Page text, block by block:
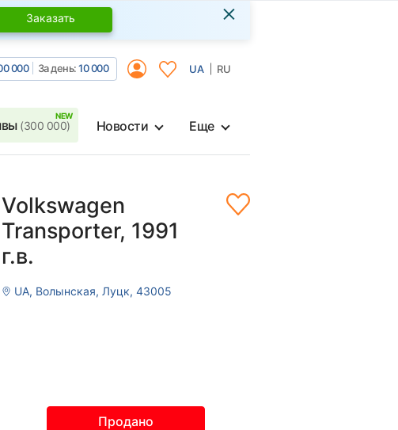
Заказать ×
000 За день:10 000 UA RU
(300 000) Новости Еще
Volkswagen
Transporter, 1991
г.в.
UA, Волынская, Луцк, 43005
Продано